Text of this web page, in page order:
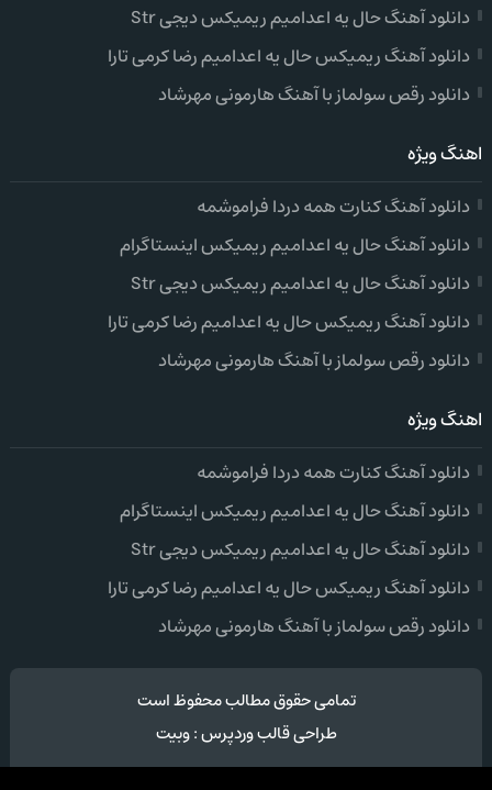
دانلود آهنگ حال یه اعدامیم ریمیکس دیجی Str
دانلود آهنگ ریمیکس حال یه اعدامیم رضا کرمی تارا
دانلود رقص سولماز با آهنگ هارمونی مهرشاد
اهنگ ویژه
دانلود آهنگ کنارت همه دردا فراموشمه
دانلود آهنگ حال یه اعدامیم ریمیکس اینستاگرام
دانلود آهنگ حال یه اعدامیم ریمیکس دیجی Str
دانلود آهنگ ریمیکس حال یه اعدامیم رضا کرمی تارا
دانلود رقص سولماز با آهنگ هارمونی مهرشاد
اهنگ ویژه
دانلود آهنگ کنارت همه دردا فراموشمه
دانلود آهنگ حال یه اعدامیم ریمیکس اینستاگرام
دانلود آهنگ حال یه اعدامیم ریمیکس دیجی Str
دانلود آهنگ ریمیکس حال یه اعدامیم رضا کرمی تارا
دانلود رقص سولماز با آهنگ هارمونی مهرشاد
تمامی حقوق مطالب محفوظ است
طراحی قالب وردپرس:وبیت